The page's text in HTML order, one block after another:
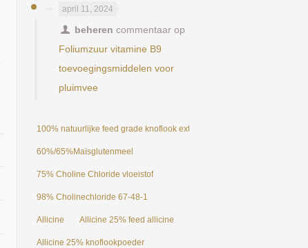
april 11, 2024
beheren commentaar op
Foliumzuur vitamine B9
toevoegingsmiddelen voor
pluimvee
100% natuurlijke feed grade knoflook extract allicine poeder 25%
60%/65%Maïsglutenmeel
75% Choline Chloride vloeistof
98% Cholinechloride 67-48-1
Allicine Allicine 25% feed allicine
Allicine 25% knoflookpoeder